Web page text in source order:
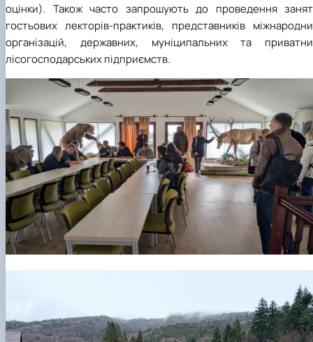
оцінки). Також часто запрошують до проведення
гостьових лекторів-практиків, представників
організацій, державних, муніципальних та
лісогосподарських підприємств.